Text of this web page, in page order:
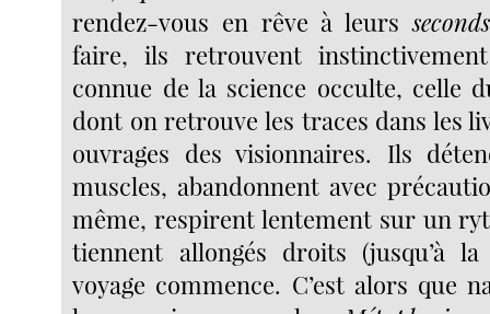
rendez-vous en rêve à leurs
faire, ils retrouvent
connue de la science occulte, celle
dont on retrouve les traces dans les
ouvrages des visionnaires. Ils
muscles, abandonnent avec
même, respirent lentement sur un
tiennent allongés droits (jusqu’à
voyage commence. C’est alors que